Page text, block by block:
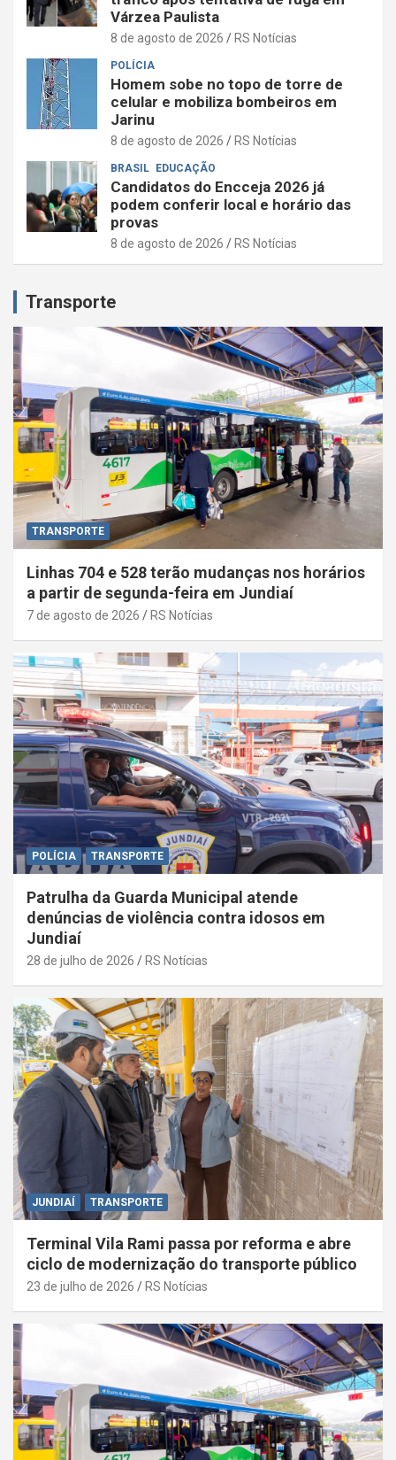
Várzea Paulista
8 de agosto de 2026 RS Notícias
POLÍCIA
Homem sobe no topo de torre de
celular e mobiliza bombeiros em
Jarinu
8 de agosto de 2026 RS Notícias
BRASIL EDUCAÇÃO
Candidatos do Encceja 2026 já
podem conferir local e horário das
provas
8 de agosto de 2026 RS Notícias
Transporte
TRANSPORTE
Linhas 704 e 528 terão mudanças nos horários
a partir de segunda-feira em Jundiaí
7 de agosto de 2026 RS Notícias
POLÍCIA TRANSPORTE
Patrulha da Guarda Municipal atende
denúncias de violência contra idosos em
Jundiaí
28 de julho de 2026 RS Notícias
JUNDIAÍ TRANSPORTE
Terminal Vila Rami passa por reforma e abre
ciclo de modernização do transporte público
23 de julho de 2026 RS Notícias